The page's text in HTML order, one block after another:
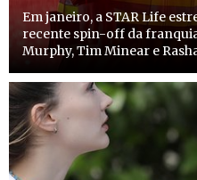
Em janeiro, a STAR Life
recente spin-off da franquia
Murphy, Tim Minear e
bombeiros, paramédicos e
enfr...